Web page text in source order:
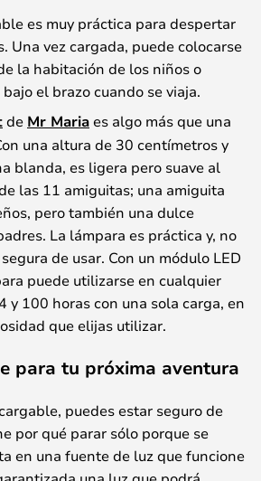
es muy práctica para despertar
Una vez cargada, puede colocarse
la habitación de los niños o
el brazo cuando se viaja.
de Mr Mariaes algo más que una
una altura de 30 centímetros y
blanda, es ligera pero suave al
las 11 amiguitas; una amiguita
pero también una dulce
La lámpara es práctica y, no
de usar. Con un módulo LED
puede utilizarse en cualquier
y 100 horas con una sola carga, en
que elijas utilizar.
para tu próxima aventura
puedes estar seguro de
por qué parar sólo porque se
en una fuente de luz que funcione